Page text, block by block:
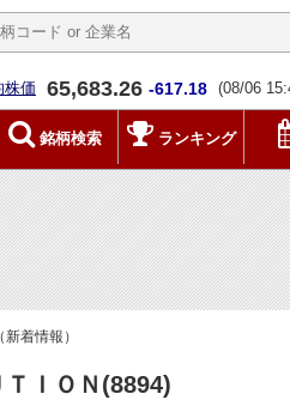
株価 65,683.26 -617.18 (08/06
銘柄検索 ランキング
着情報）
ＩＯＮ(8894)